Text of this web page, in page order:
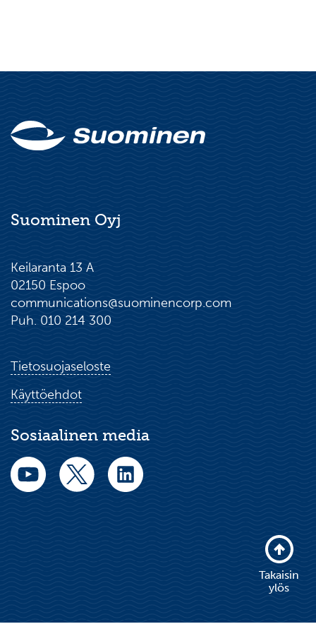
Suominen Oyj
Keilaranta 13 A
02150 Espoo
communications@suominencorp.com
Puh. 010 214 300
Tietosuojaseloste
Käyttöehdot
Sosiaalinen media
Takaisin
ylös